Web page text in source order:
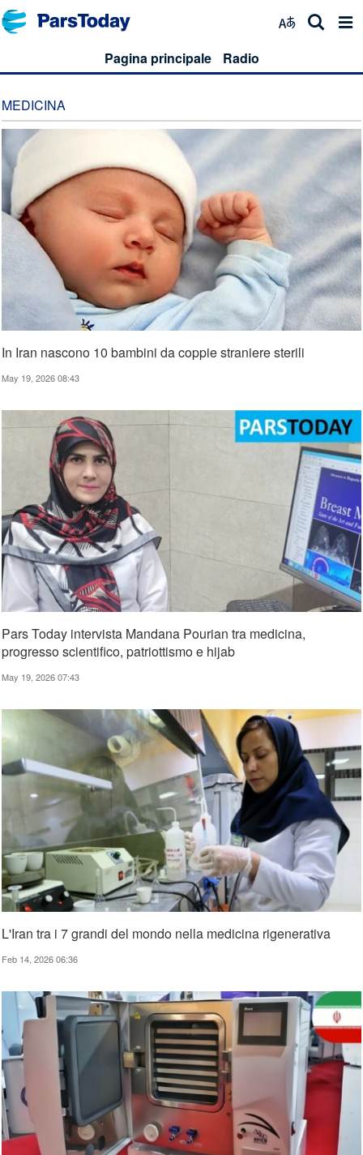
Pagina principale Radio
MEDICINA
In Iran nascono 10 bambini da coppie straniere sterili
May 19, 2026 08:43
Pars Today intervista Mandana Pourian tra medicina,
progresso scientifico, patriottismo e hijab
May 19, 2026 07:43
L'Iran tra i 7 grandi del mondo nella medicina rigenerativa
Feb 14, 2026 06:36